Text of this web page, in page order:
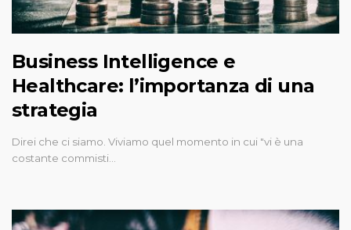
Business Intelligence e
Healthcare: l’importanza di una
strategia
Direi che ci siamo. Viviamo quel momento in cui "vi è una
costante commisti…